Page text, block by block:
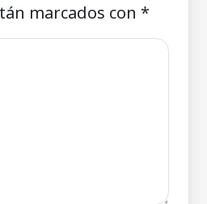
marcados con *